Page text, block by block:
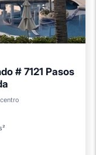
# 7121 Pasos
Piscina